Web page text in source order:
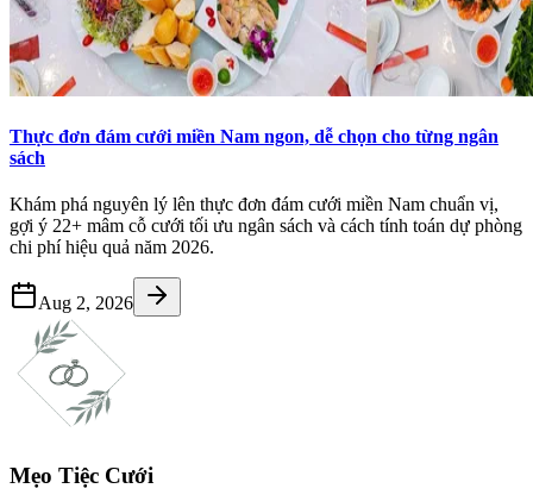
Thực đơn đám cưới miền Nam ngon, dễ chọn cho từng ngân
sách
Khám phá nguyên lý lên thực đơn đám cưới miền Nam chuẩn vị,
gợi ý 22+ mâm cỗ cưới tối ưu ngân sách và cách tính toán dự phòng
chi phí hiệu quả năm 2026.
Aug 2, 2026
Mẹo Tiệc Cưới